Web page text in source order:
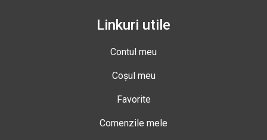
Linkuri utile
Contul meu
Coșul meu
Favorite
Comenzile mele